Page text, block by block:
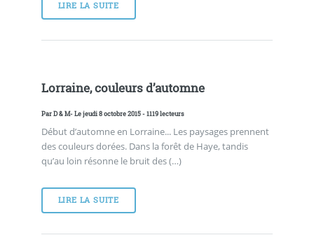
LIRE LA SUITE
Lorraine, couleurs d’automne
ParD & M- Le jeudi 8 octobre 2015 - 1119 lecteurs
Début d’automne en Lorraine... Les paysages prennent
des couleurs dorées. Dans la forêt de Haye, tandis
qu’au loin résonne le bruit des (…)
LIRE LA SUITE